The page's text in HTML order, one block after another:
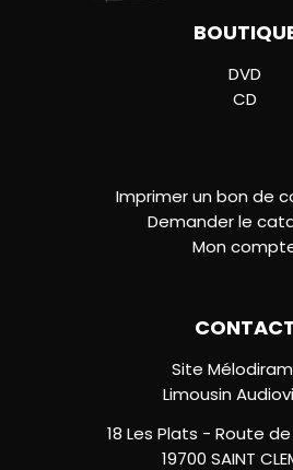
DVD
CD
Imprimer un bon de
Demander le
Mon
Site
Limousin
18 Les Plats - Route
19700 SAINT